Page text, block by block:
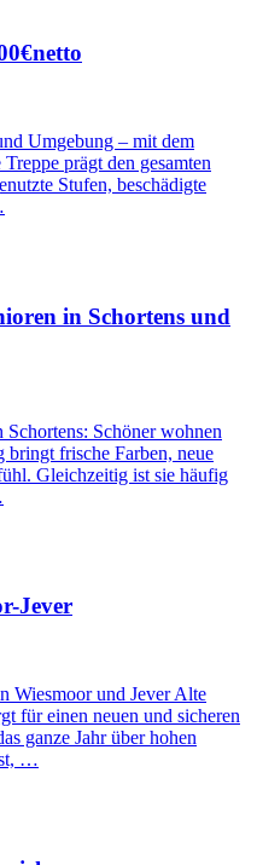
Umgebung – mit dem
prägt den gesamten
Stufen, beschädigte
in Schortens und
Schöner wohnen
bringt frische Farben, neue
Gleichzeitig ist sie häufig
Jever
Wiesmoor und Jever Alte
für einen neuen und sicheren
ganze Jahr über hohen
…